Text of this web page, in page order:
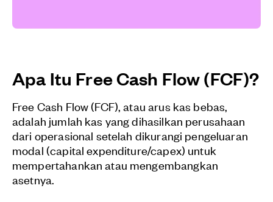
Apa Itu Free Cash Flow (FCF)?
Free Cash Flow (FCF), atau arus kas bebas,
adalah jumlah kas yang dihasilkan perusahaan
dari operasional setelah dikurangi pengeluaran
modal (capital expenditure/capex) untuk
mempertahankan atau mengembangkan
asetnya.